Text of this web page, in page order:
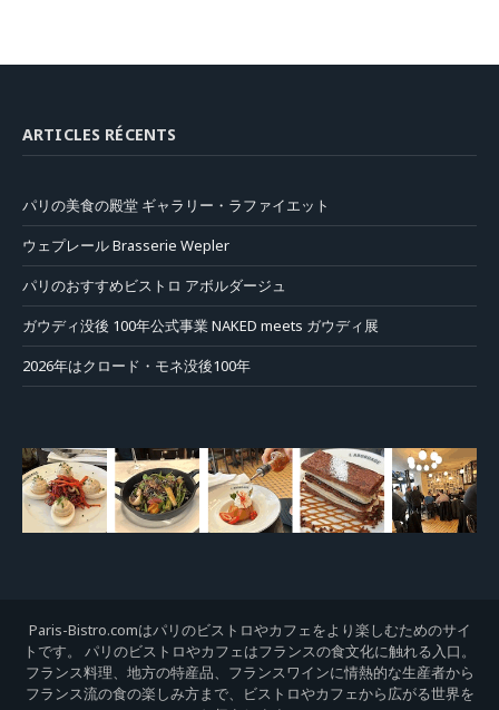
ARTICLES RÉCENTS
パリの美食の殿堂 ギャラリー・ラファイエット
ウェプレール Brasserie Wepler
パリのおすすめビストロ アボルダージュ
ガウディ没後 100年公式事業 NAKED meets ガウディ展
2026年はクロード・モネ没後100年
Paris-Bistro.comはパリのビストロやカフェをより楽しむためのサイ
トです。 パリのビストロやカフェはフランスの食文化に触れる入口。
フランス料理、地方の特産品、フランスワインに情熱的な生産者から
フランス流の食の楽しみ方まで、ビストロやカフェから広がる世界を